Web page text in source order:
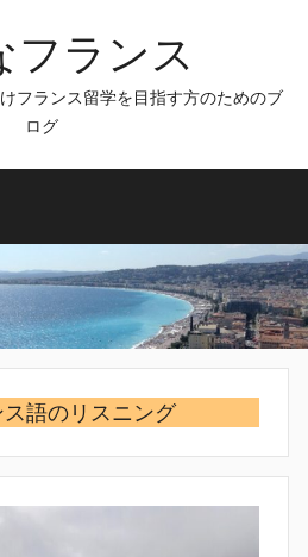
フランス
フランス留学を目指す方のためのブ
ログ
ス語のリスニング